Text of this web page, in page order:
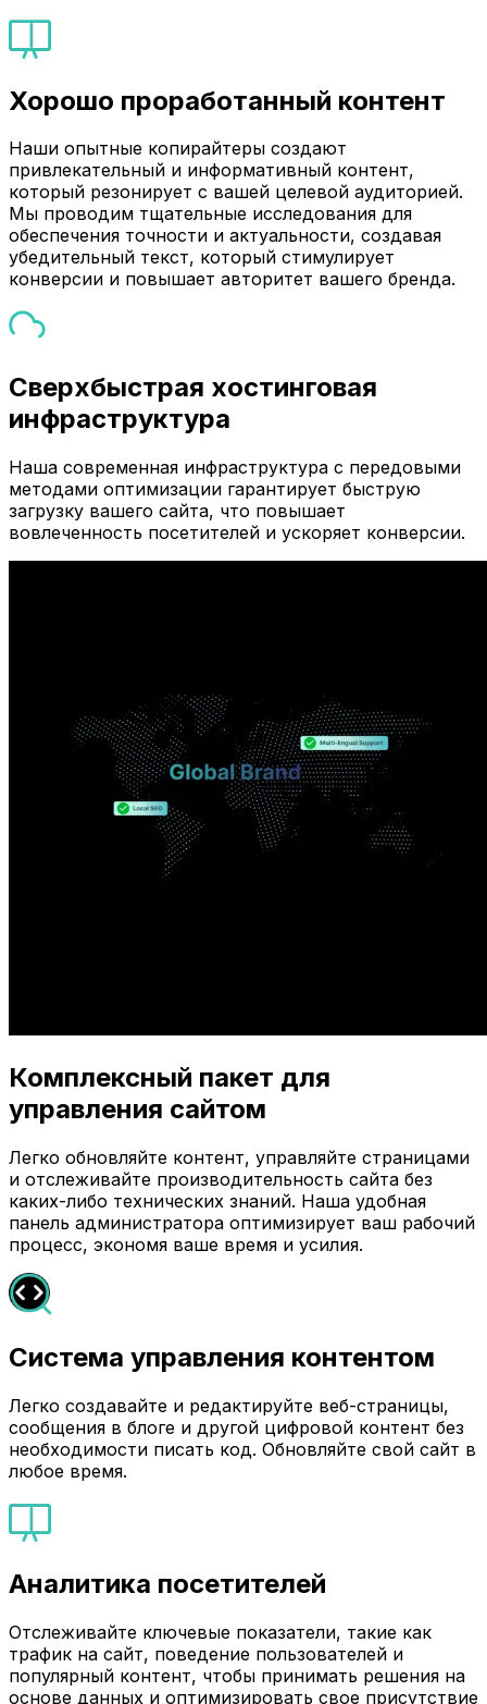
Хорошо проработанный контент
Наши опытные копирайтеры создают
привлекательный и информативный контент,
который резонирует с вашей целевой аудиторией.
Мы проводим тщательные исследования для
обеспечения точности и актуальности, создавая
убедительный текст, который стимулирует
конверсии и повышает авторитет вашего бренда.
Сверхбыстрая хостинговая
инфраструктура
Наша современная инфраструктура с передовыми
методами оптимизации гарантирует быструю
загрузку вашего сайта, что повышает
вовлеченность посетителей и ускоряет конверсии.
Комплексный пакет для
управления сайтом
Легко обновляйте контент, управляйте страницами
и отслеживайте производительность сайта без
каких-либо технических знаний. Наша удобная
панель администратора оптимизирует ваш рабочий
процесс, экономя ваше время и усилия.
Система управления контентом
Легко создавайте и редактируйте веб-страницы,
сообщения в блоге и другой цифровой контент без
необходимости писать код. Обновляйте свой сайт в
любое время.
Аналитика посетителей
Отслеживайте ключевые показатели, такие как
трафик на сайт, поведение пользователей и
популярный контент, чтобы принимать решения на
основе данных и оптимизировать свое присутствие